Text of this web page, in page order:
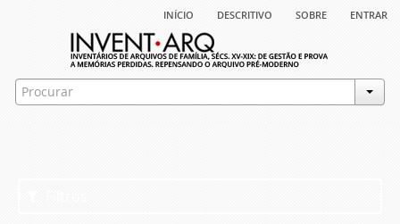
início descritivo sobre entrar